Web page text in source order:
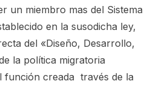
un miembro mas del Sistema
en la susodicha ley,
del «Diseño, Desarrollo,
la política migratoria
función creada través de la